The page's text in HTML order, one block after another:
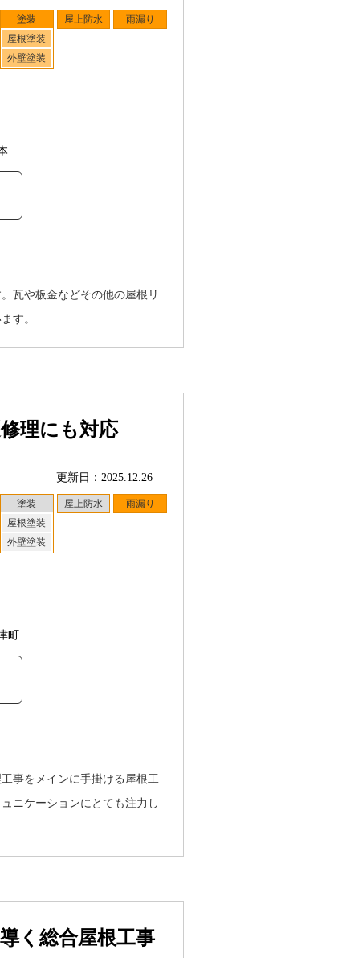
塗装
屋根塗装
外壁塗装
屋上防水 雨漏り
瓦や板金などその他の屋根リ
す。
理にも対応
更新日：2025.12.26
塗装
屋根塗装
外壁塗装
屋上防水 雨漏り
町
事をメインに手掛ける屋根工
ニケーションにとても注力し
く総合屋根工事